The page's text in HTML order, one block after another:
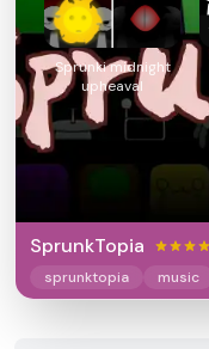
Sprunki midnight
upheaval
SprunkTopia
sprunktopia music